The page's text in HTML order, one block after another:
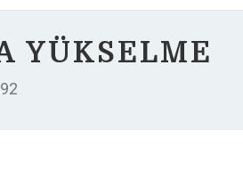
YÜKSELME